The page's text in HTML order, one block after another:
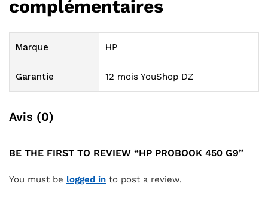
complémentaires
Marque HP
Garantie 12 mois YouShop DZ
Avis (0)
BE THE FIRST TO REVIEW “HP PROBOOK 450 G9”
You must be logged in to post a review.